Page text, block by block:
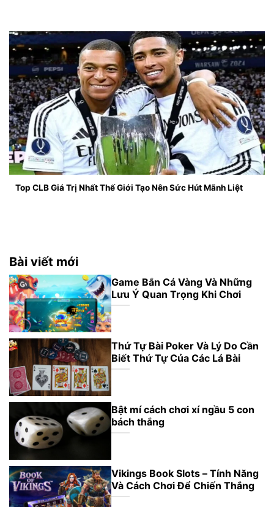
Top CLB Giá Trị Nhất Thế Giới Tạo Nên Sức Hút Mãnh Liệt
Bài viết mới
Game Bắn Cá Vàng Và Những
Lưu Ý Quan Trọng Khi Chơi
Thứ Tự Bài Poker Và Lý Do Cần
Biết Thứ Tự Của Các Lá Bài
Bật mí cách chơi xí ngầu 5 con
bách thắng
Vikings Book Slots – Tính Năng
Và Cách Chơi Để Chiến Thắng